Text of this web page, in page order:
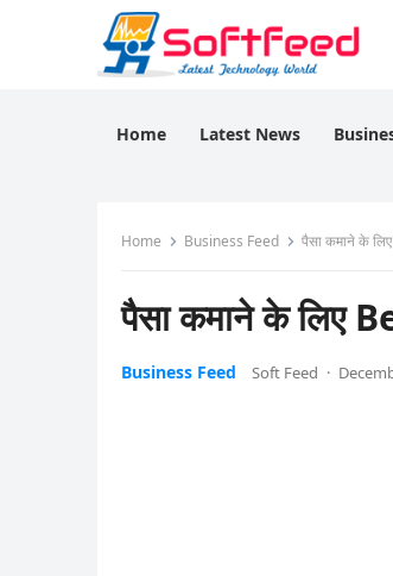
Home Latest News
Home Business Feed पैसा कमाने के
पैसा कमाने के लिए
Business Feed Soft Feed ·